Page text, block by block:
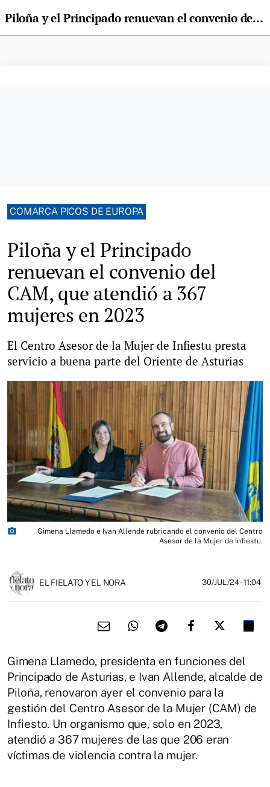
Piloña y el Principado renuevan el convenio del CAM, que atendió a 367 mujeres en 2023
COMARCA PICOS DE EUROPA
Piloña y el Principado
renuevan el convenio del
CAM, que atendió a 367
mujeres en 2023
El Centro Asesor de la Mujer de Infiestu presta
servicio a buena parte del Oriente de Asturias
photo_camera
Gimena Llamedo e Ivan Allende rubricando el convenio del Centro
Asesor de la Mujer de Infiestu.
EL FIELATO Y EL NORA 30/JUL/24- 11:04
Gimena Llamedo, presidenta en funciones del
Principado de Asturias, e Ivan Allende, alcalde de
Piloña, renovaron ayer el convenio para la
gestión del Centro Asesor de la Mujer (CAM) de
Infiesto. Un organismo que, solo en 2023,
atendió a 367 mujeres de las que 206 eran
víctimas de violencia contra la mujer.